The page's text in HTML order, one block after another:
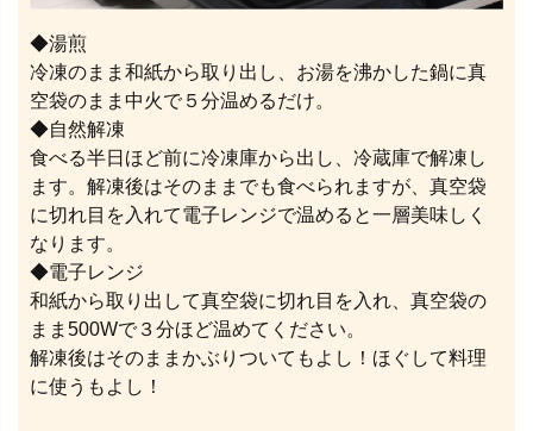
◆湯煎
冷凍のまま和紙から取り出し、お湯を沸かした鍋に真
空袋のまま中火で５分温めるだけ。
◆自然解凍
食べる半日ほど前に冷凍庫から出し、冷蔵庫で解凍し
ます。解凍後はそのままでも食べられますが、真空袋
に切れ目を入れて電子レンジで温めると一層美味しく
なります。
◆電子レンジ
和紙から取り出して真空袋に切れ目を入れ、真空袋の
まま500Wで３分ほど温めてください。
解凍後はそのままかぶりついてもよし！ほぐして料理
に使うもよし！